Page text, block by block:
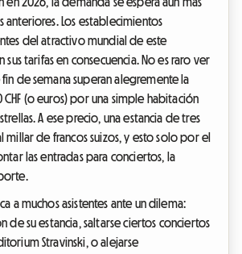
anteriores. Los establecimientos
del atractivo mundial de este
sus tarifas en consecuencia. No es raro ver
de semana superan alegremente la
(o euros) por una simple habitación
A ese precio, una estancia de tres
millar de francos suizos, y esto solo por el
las entradas para conciertos, la
a muchos asistentes ante un dilema:
de su estancia, saltarse ciertos conciertos
Stravinski, o alejarse